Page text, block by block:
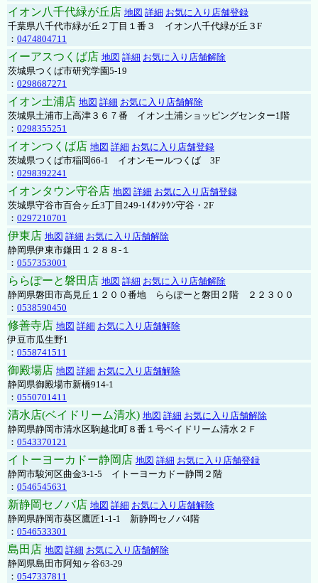
イオン八千代緑が丘店 地図 詳細 お気に入り店舗登録
千葉県八千代市緑が丘２丁目１番３ イオン八千代緑が丘３F
： 0474804711
イーアスつくば店 地図 詳細 お気に入り店舗解除
茨城県つくば市研究学園5-19
： 0298687271
イオン土浦店 地図 詳細 お気に入り店舗解除
茨城県土浦市上高津３６７番 イオン土浦ショッピングセンター1階
： 0298355251
イオンつくば店 地図 詳細 お気に入り店舗登録
茨城県つくば市稲岡66-1 イオンモールつくば 3F
： 0298392241
イオンタウン守谷店 地図 詳細 お気に入り店舗登録
茨城県守谷市百合ヶ丘3丁目249-1ｲｵﾝﾀｳﾝ守谷・2F
： 0297210701
伊東店 地図 詳細 お気に入り店舗解除
静岡県伊東市鎌田１２８８-１
： 0557353001
ららぽーと磐田店 地図 詳細 お気に入り店舗解除
静岡県磐田市高見丘１２００番地 ららぽーと磐田２階 ２２３００
： 0538590450
修善寺店 地図 詳細 お気に入り店舗解除
伊豆市瓜生野1
： 0558741511
御殿場店 地図 詳細 お気に入り店舗解除
静岡県御殿場市新橋914-1
： 0550701411
清水店(ベイドリーム清水) 地図 詳細 お気に入り店舗解除
静岡県静岡市清水区駒越北町８番１号ベイドリーム清水２Ｆ
： 0543370121
イトーヨーカドー静岡店 地図 詳細 お気に入り店舗登録
静岡市駿河区曲金3-1-5 イトーヨーカドー静岡２階
： 0546545631
新静岡セノバ店 地図 詳細 お気に入り店舗解除
静岡県静岡市葵区鷹匠1-1-1 新静岡セノバ4階
： 0546533301
島田店 地図 詳細 お気に入り店舗解除
静岡県島田市阿知ヶ谷63-29
： 0547337811